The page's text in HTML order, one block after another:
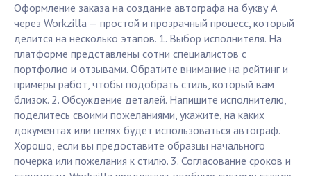
Оформление заказа на создание автографа на букву А
через Workzilla — простой и прозрачный процесс, который
делится на несколько этапов. 1. Выбор исполнителя. На
платформе представлены сотни специалистов с
портфолио и отзывами. Обратите внимание на рейтинг и
примеры работ, чтобы подобрать стиль, который вам
близок. 2. Обсуждение деталей. Напишите исполнителю,
поделитесь своими пожеланиями, укажите, на каких
документах или целях будет использоваться автограф.
Хорошо, если вы предоставите образцы начального
почерка или пожелания к стилю. 3. Согласование сроков и